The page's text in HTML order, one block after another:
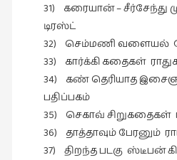
விளையாட்டு
ஷேக்ஸ்பியரின்
31) கரையான் –
டிரஸ்ட்
32) செம்மணி வளையல்
33) கார்க்கி கதைகள்
34) கண் தெரியாத
பதிப்பகம்
35) செகாவ் சிறுகதைகள்
36) தாத்தாவும் பேரனும்
37) திறந்த படகு ஸ்டீபன்